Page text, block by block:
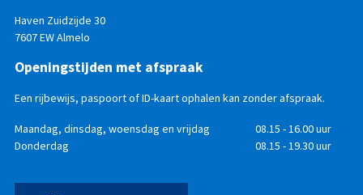
Haven Zuidzijde 30
7607 EW Almelo
Openingstijden met afspraak
Een rijbewijs, paspoort of ID-kaart ophalen kan zonder afspraak.
Openingstijden
DagTijd
Maandag, dinsdag, woensdag en vrijdag
08.15 - 16.00 uur
Donderdag
08.15 - 19.30 uur